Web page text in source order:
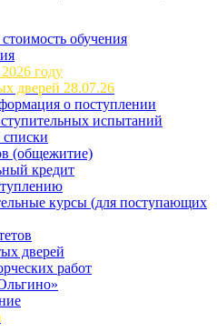
обучения
году
дверей 28.07.26
о поступлении
испытаний
(общежитие)
кредит
курсы (для поступающих
дверей
работ